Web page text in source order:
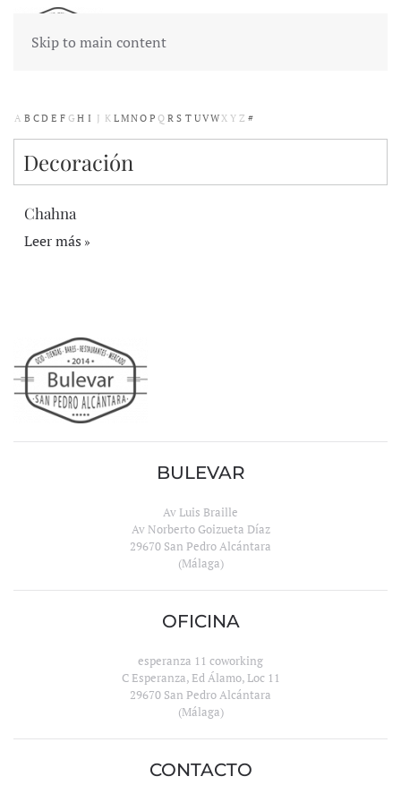
Skip to main content
A B CD E F G H I J K LMNO P Q R S T UVWX Y Z #
Decoración
Chahna
Leer más
BULEVAR
Av Luis Braille
Av Norberto Goizueta Díaz
29670 San Pedro Alcántara
(Málaga)
OFICINA
esperanza 11 coworking
C Esperanza, Ed Álamo, Loc 11
29670 San Pedro Alcántara
(Málaga)
CONTACTO